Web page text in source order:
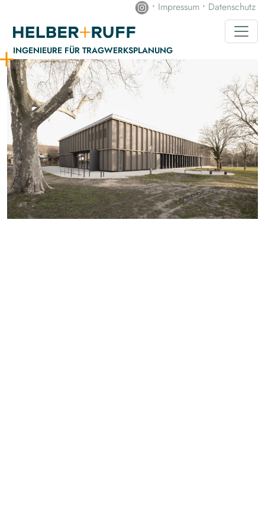
• Impressum • Datenschutz
INGENIEURE FÜR TRAGWERKS­PLANUNG